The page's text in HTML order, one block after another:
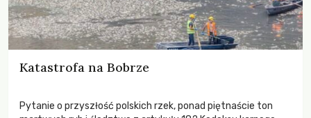
Katastrofa na Bobrze
Pytanie o przyszłość polskich rzek, ponad piętnaście ton